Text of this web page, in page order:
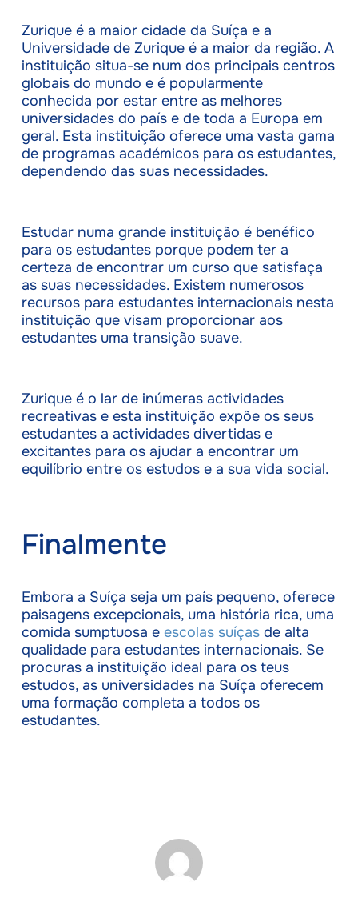
Zurique é a maior cidade da Suíça e a
Universidade de Zurique é a maior da região. A
instituição situa-se num dos principais centros
globais do mundo e é popularmente
conhecida por estar entre as melhores
universidades do país e de toda a Europa em
geral. Esta instituição oferece uma vasta gama
de programas académicos para os estudantes,
dependendo das suas necessidades.
Estudar numa grande instituição é benéfico
para os estudantes porque podem ter a
certeza de encontrar um curso que satisfaça
as suas necessidades. Existem numerosos
recursos para estudantes internacionais nesta
instituição que visam proporcionar aos
estudantes uma transição suave.
Zurique é o lar de inúmeras actividades
recreativas e esta instituição expõe os seus
estudantes a actividades divertidas e
excitantes para os ajudar a encontrar um
equilíbrio entre os estudos e a sua vida social.
Finalmente
Embora a Suíça seja um país pequeno, oferece
paisagens excepcionais, uma história rica, uma
comida sumptuosa e escolas suíçasde alta
qualidade para estudantes internacionais. Se
procuras a instituição ideal para os teus
estudos, as universidades na Suíça oferecem
uma formação completa a todos os
estudantes.